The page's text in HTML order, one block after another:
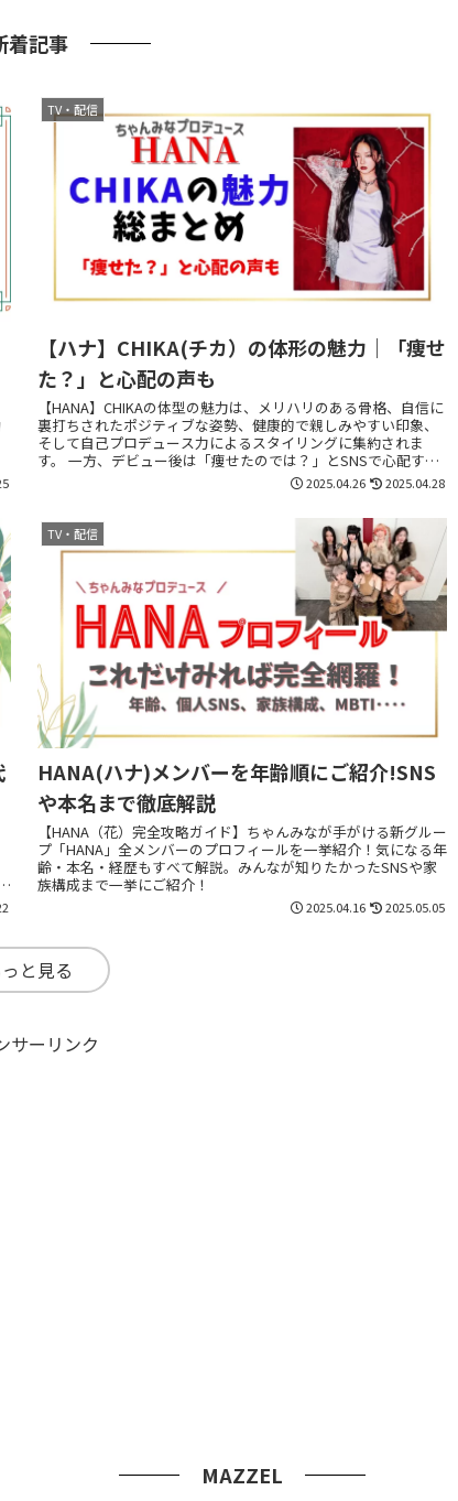
着記事
TV・配信
【ハナ】CHIKA(チカ）の体形の魅力｜「痩せ
た？」と心配の声も
【HANA】CHIKAの体型の魅力は、メリハリのある骨格、自信に
裏打ちされたポジティブな姿勢、健康的で親しみやすい印象、
そして自己プロデュース力によるスタイリングに集約されま
す。 一方、デビュー後は「痩せたのでは？」とSNSで心配する
2025.04.26 2025.04.28
TV・配信
HANA(ハナ)メンバーを年齢順にご紹介!SNS
や本名まで徹底解説
【HANA（花）完全攻略ガイド】ちゃんみなが手がける新グルー
プ「HANA」全メンバーのプロフィールを一挙紹介！気になる年
齢・本名・経歴もすべて解説。みんなが知りたかったSNSや家
族構成まで一挙にご紹介！
2025.04.16 2025.05.05
と見る
サーリンク
MAZZEL